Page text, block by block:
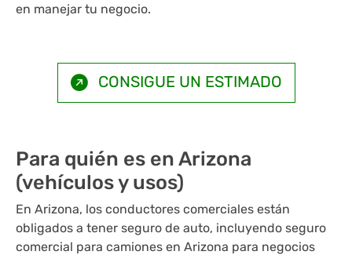
en manejar tu negocio.
CONSIGUE UN ESTIMADO
Para quién es en Arizona
(vehículos y usos)
En Arizona, los conductores comerciales están
obligados a tener seguro de auto, incluyendo seguro
comercial para camiones en Arizona para negocios